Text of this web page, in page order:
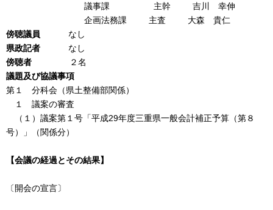
議事課 主幹 吉川 幸伸
企画法務課 主査 大森 貴仁
傍聴議員 なし
県政記者 なし
傍聴者 ２名
議題及び協議事項
第１ 分科会（県土整備部関係）
１ 議案の審査
（１）議案第１号「平成29年度三重県一般会計補正予算（第８
号）」（関係分）
【会議の経過とその結果】
〔開会の宣言〕